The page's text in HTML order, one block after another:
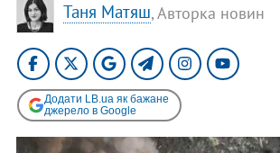
Таня Матяш, Авторка новин
Додати LB.ua як бажане
джерело в Google